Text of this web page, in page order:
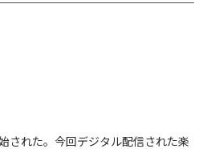
された。今回デジタル配信された楽